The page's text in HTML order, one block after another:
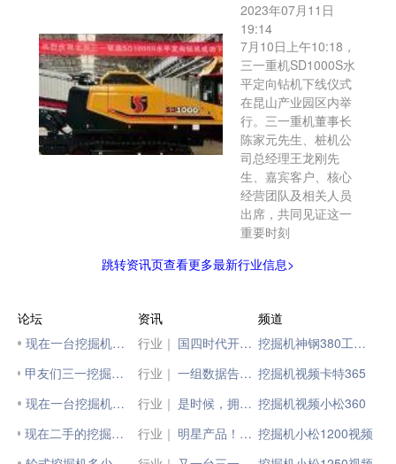
2023年07月11日
19:14
7月10日上午10:18，
三一重机SD1000S水
平定向钻机下线仪式
在昆山产业园区内举
行。三一重机董事长
陈家元先生、桩机公
司总经理王龙刚先
生、嘉宾客户、核心
经营团队及相关人员
出席，共同见证这一
重要时刻
跳转资讯页查看更多最新行业信息>
论坛
现在一台挖掘机多少钱呢
甲友们三一挖掘机115要多少钱呀！
现在一台挖掘机多少钱呢
现在二手的挖掘机多少钱一台
资讯
行业｜
国四时代开启，您的国三设备值多少钱，您知道吗？
行业｜
一组数据告诉你，用新能源矿卡到底能省多少钱？
行业｜
是时候，拥有一台科技感爆棚的挖掘机了！
行业｜
明星产品！三一挖掘机荣获“明星产品•矿山王”！
频道
挖掘机神钢380工作视频
挖掘机视频卡特365
挖掘机视频小松360
挖掘机小松1200视频